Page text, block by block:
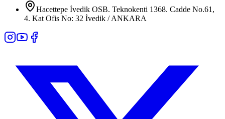
Hacettepe İvedik OSB. Teknokenti 1368. Cadde No.61,
4. Kat Ofis No: 32 İvedik / ANKARA